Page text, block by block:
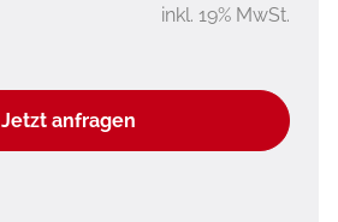
inkl. 19% MwSt.
Jetzt anfragen